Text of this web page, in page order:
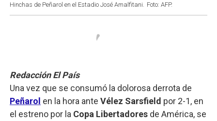
Hinchas de Peñarol en el Estadio José Amalfitani. Foto: AFP.
Redacción El País
Una vez que se consumó la dolorosa derrota de
Peñarol en la hora ante Vélez Sarsfield por 2-1, en
el estreno por la Copa Libertadores de América, se